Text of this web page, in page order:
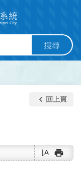
搜尋
keyboard_arrow_left 回上頁
text_rotate_vertical print